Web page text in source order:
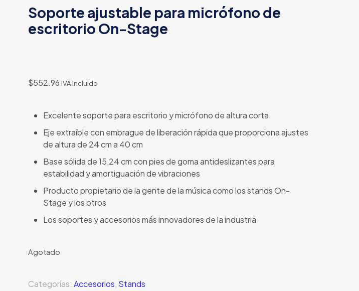
Soporte ajustable para micrófono de
escritorio On-Stage
$552.96 IVA Incluido
Excelente soporte para escritorio y micrófono de altura corta
Eje extraíble con embrague de liberación rápida que proporciona ajustes
de altura de 24 cm a 40 cm
Base sólida de 15,24 cm con pies de goma antideslizantes para
estabilidad y amortiguación de vibraciones
Producto propietario de la gente de la música como los stands On-
Stage y los otros
Los soportes y accesorios más innovadores de la industria
Agotado
Categorías: Accesorios Stands